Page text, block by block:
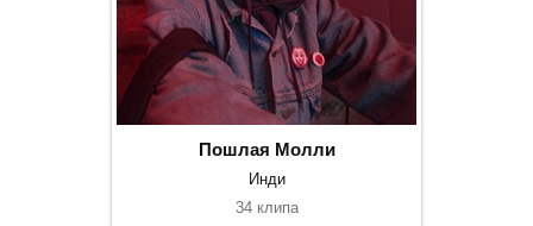
Пошлая Молли
Инди
34 клипа